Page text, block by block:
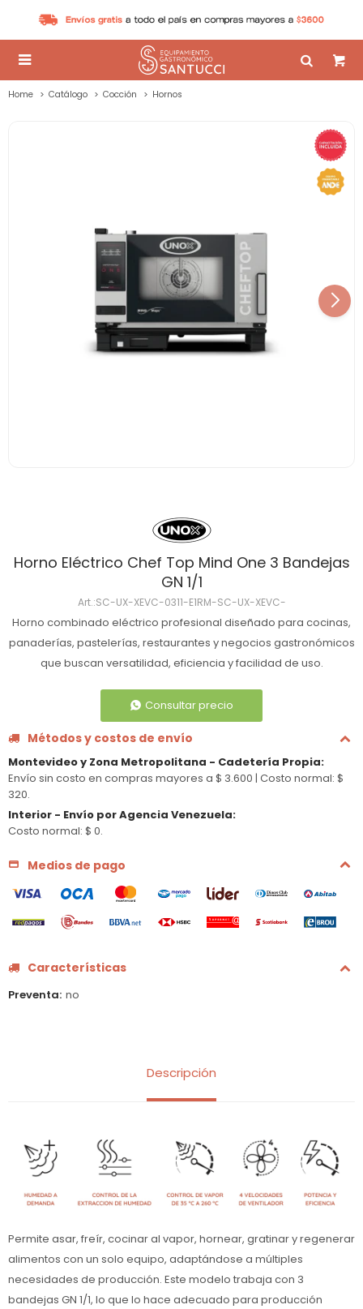

Home Catálogo Cocción Hornos
Horno Eléctrico Chef Top Mind One 3 Bandejas
GN 1/1
SC-UX-XEVC-0311-E1RM-SC-UX-XEVC-
Horno combinado eléctrico profesional diseñado para cocinas,
panaderías, pastelerías, restaurantes y negocios gastronómicos
que buscan versatilidad, eficiencia y facilidad de uso.
Consultar precio
Métodos y costos de envío
Montevideo y Zona Metropolitana - Cadetería Propia:
Envío sin costo en compras mayores a $ 3.600 | Costo normal: $
320.
Interior - Envío por Agencia Venezuela:
Costo normal: $ 0.
Medios de pago
Características
Preventa no
Descripción
Permite asar, freír, cocinar al vapor, hornear, gratinar y regenerar
alimentos con un solo equipo, adaptándose a múltiples
necesidades de producción. Este modelo trabaja con 3
bandejas GN 1/1, lo que lo hace adecuado para producción